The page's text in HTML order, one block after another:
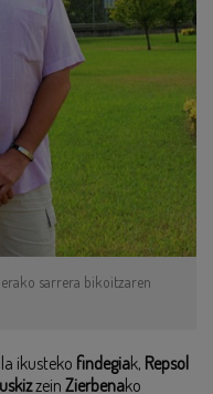
sarrera bikoitzaren
ikusteko findegiak, Repsol
zein Zierbenako